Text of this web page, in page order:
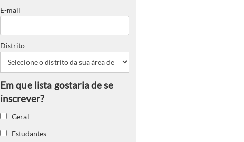
E-mail
Distrito
Geral
Estudantes